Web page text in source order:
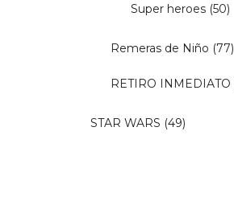
Super heroes (50)
Remeras de Niño (77)
RETIRO INMEDIATO
STAR WARS (49)